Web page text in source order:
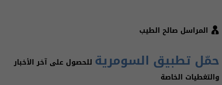
المراسل صالح الطيب
حمّل تطبيق السومرية للحصول على آخر الأخبار
والتغطيات الخاصة